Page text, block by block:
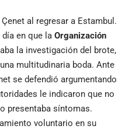
al regresar a Estambul.
en que la Organización
la investigación del brote,
multitudinaria boda. Ante
se defendió argumentando
le indicaron que no
presentaba síntomas.
voluntario en su